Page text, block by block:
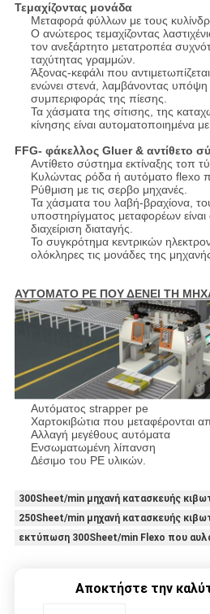
Τεμαχίζοντας μονάδα
Μεταφορά φύλλων με τους
Ο ανώτερος τεμαχίζοντας
τον ανεξάρτητο μετατροπέα
ταχύτητας γραμμών.
Άξονας-κεφάλι που
ενώνει στενά, λαμβάνοντας υπόψη
συμπεριφοράς της πίεσης.
Τα χάσματα της σίτισης, της
κίνησης είναι αυτοματοποιημένα
FFG- φάκελλος Gluer & αντίθετο
Αντίθετο σύστημα εκτίναξης τοπ
Κυλώντας ρόδα ή αυτόματο flexo
Ρύθμιση με τις σερβο μηχανές.
Τα χάσματα του λαβή-βραχίονα,
υποστηρίγματος μεταφορέων
διαχείριση διαταγής.
Το συγκρότημα κεντρικών
ολόκληρες τις μονάδες της
ΑΥΤΟΜΑΤΟ PE ΠΟΥ ΔΕΝΕΙ ΤΗ
Αυτόματος strapper pe
Χαρτοκιβώτια που μεταφέρονται
Αλλαγή μεγέθους αυτόματα
Ενσωματωμένη λίπανση
Δέσιμο του PE υλικών.
300Sheet/min μηχανή κατασκευής
250Sheet/min μηχανή κατασκευής
εκτύπωση 300Sheet/min Flexo που
Αποκτήστε την